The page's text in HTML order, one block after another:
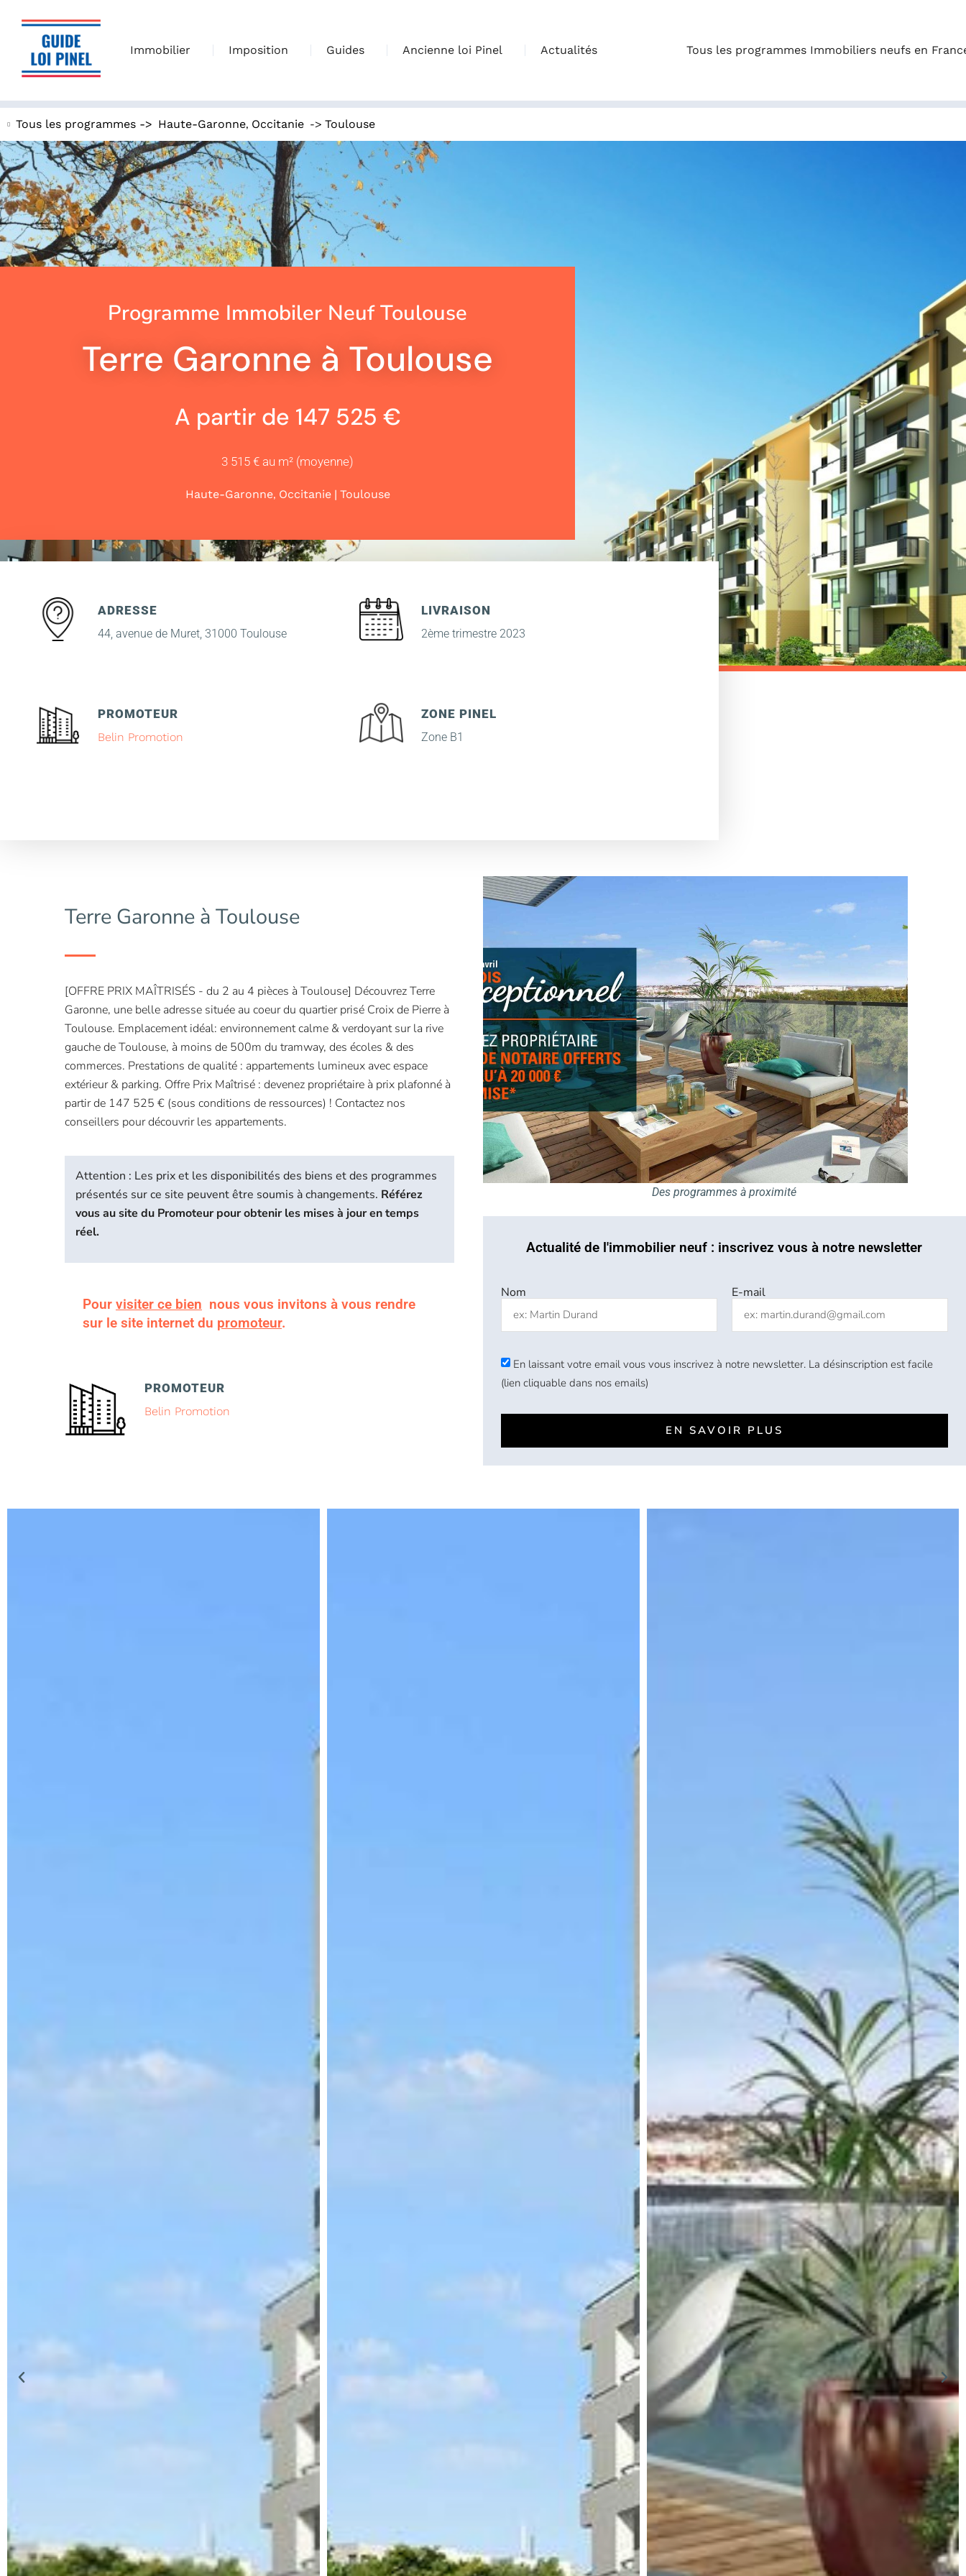
Immobilier Imposition Guides Ancienne loi Pinel Actualités Tous les programmes Immobiliers neufs en
Tous les programmes -> Haute-Garonne, Occitanie -> Toulouse
Programme Immobiler Neuf Toulouse
Terre Garonne à Toulouse
A partir de 147 525 €
3 515 € au m² (moyenne)
Haute-Garonne, Occitanie| Toulouse
ADRESSE
44, avenue de Muret, 31000 Toulouse
LIVRAISON
2ème trimestre 2023
PROMOTEUR
Belin Promotion
ZONE PINEL
Zone B1
Terre Garonne à Toulouse
[OFFRE PRIX MAÎTRISÉS - du 2 au 4 pièces à Toulouse] Découvrez Terre
Garonne, une belle adresse située au coeur du quartier prisé Croix de Pierre à
Toulouse. Emplacement idéal: environnement calme & verdoyant sur la rive
gauche de Toulouse, à moins de 500m du tramway, des écoles & des
commerces. Prestations de qualité : appartements lumineux avec espace
extérieur & parking. Offre Prix Maîtrisé : devenez propriétaire à prix plafonné à
partir de 147 525 € (sous conditions de ressources) ! Contactez nos
conseillers pour découvrir les appartements.
Attention : Les prix et les disponibilités des biens et des programmes
présentés sur ce site peuvent être soumis à changements. Référez
vous au site du Promoteur pour obtenir les mises à jour en temps
réel.
Pour visiter ce bien nous vous invitons à vous rendre
sur le site internet du promoteur.
PROMOTEUR
Belin Promotion
Des programmes à proximité
Actualité de l'immobilier neuf : inscrivez vous à notre newsletter
Nom E-mail
En laissant votre email vous vous inscrivez à notre newsletter. La désinscription est facile
(lien cliquable dans nos emails)
EN SAVOIR PLUS